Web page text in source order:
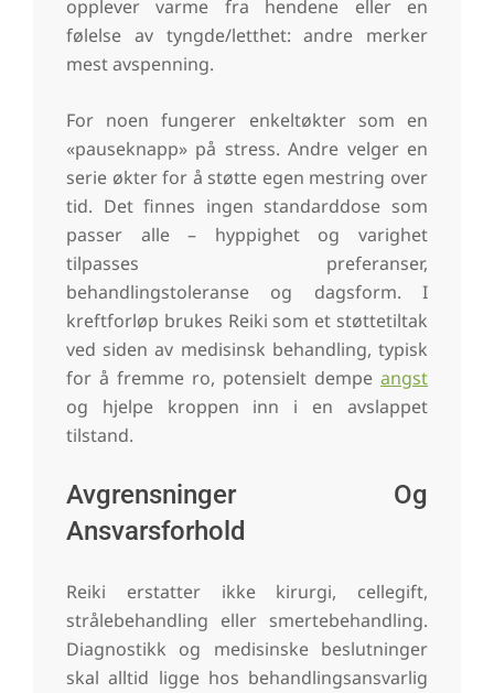
opplever varme fra hendene eller en
følelse av tyngde/letthet: andre merker
mest avspenning.
For noen fungerer enkeltøkter som en
«pauseknapp» på stress. Andre velger en
serie økter for å støtte egen mestring over
tid. Det finnes ingen standarddose som
passer alle – hyppighet og varighet
tilpasses preferanser,
behandlingstoleranse og dagsform. I
kreftforløp brukes Reiki som et støttetiltak
ved siden av medisinsk behandling, typisk
for å fremme ro, potensielt dempe angst
og hjelpe kroppen inn i en avslappet
tilstand.
Avgrensninger Og
Ansvarsforhold
Reiki erstatter ikke kirurgi, cellegift,
strålebehandling eller smertebehandling.
Diagnostikk og medisinske beslutninger
skal alltid ligge hos behandlingsansvarlig